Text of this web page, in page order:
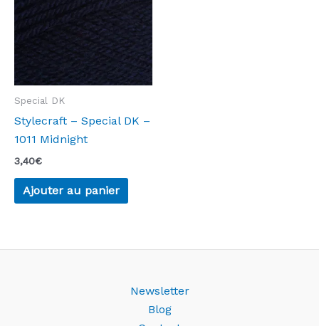
Special DK
Stylecraft – Special DK –
1011 Midnight
3,40€
Ajouter au panier
Newsletter
Blog